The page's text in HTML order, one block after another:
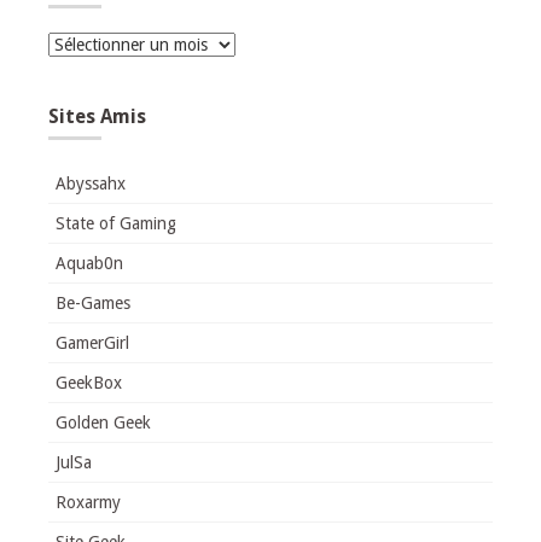
Archives
Sites Amis
Abyssahx
State of Gaming
Aquab0n
Be-Games
GamerGirl
GeekBox
Golden Geek
JulSa
Roxarmy